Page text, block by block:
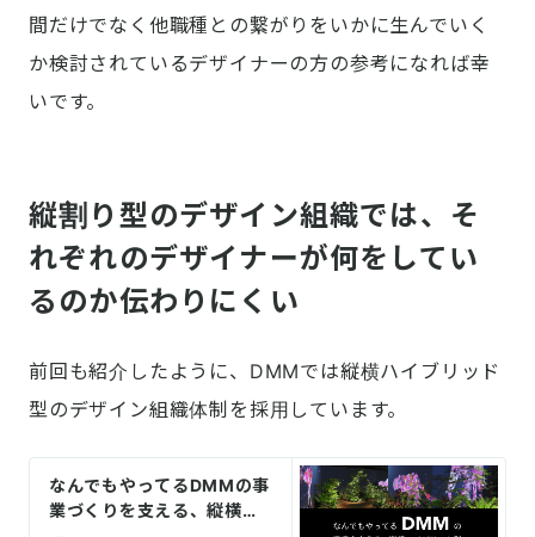
間だけでなく他職種との繋がりをいかに生んでいく
か検討されているデザイナーの方の参考になれば幸
いです。
縦割り型のデザイン組織では、そ
れぞれのデザイナーが何をしてい
るのか伝わりにくい
前回も紹介したように、DMMでは縦横ハイブリッド
型のデザイン組織体制を採用しています。
なんでもやってるDMMの事
業づくりを支える、縦横ハ